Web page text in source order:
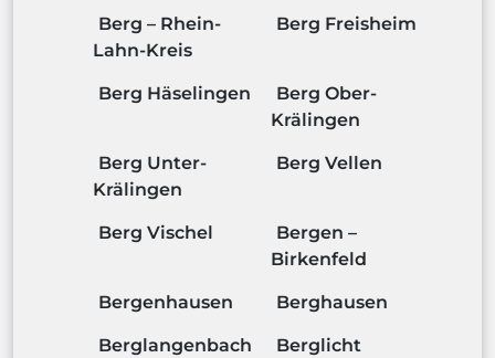
Berg – Rhein-
Lahn-Kreis
Berg Freisheim
Berg Häselingen
Berg Ober-
Krälingen
Berg Unter-
Krälingen
Berg Vellen
Berg Vischel
Bergen –
Birkenfeld
Bergenhausen Berghausen
Berglangenbach Berglicht